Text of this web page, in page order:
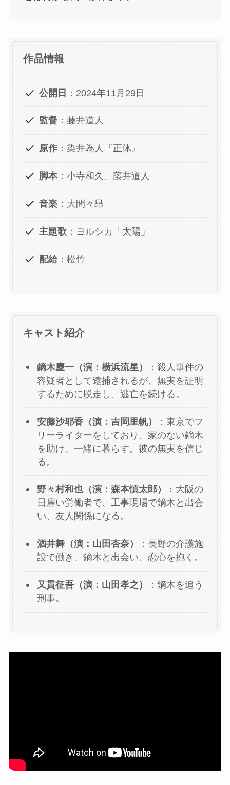
作品情報
公開日 ：2024年11月29日
監督 ：藤井道人
原作 ：染井為人『正体』
脚本 ：小寺和久、藤井道人
音楽 ：大間々昂
主題歌 ：ヨルシカ「太陽」
配給 ：松竹
キャスト紹介
鏑木慶一（演：横浜流星）
：殺人事件の
容疑者として逮捕されるが、無実を証明
するために脱走し、逃亡を続ける。
安藤沙耶香（演：吉岡里帆）
：東京でフ
リーライターをしており、家のない鏑木
を助け、一緒に暮らす。彼の無実を信じ
る。
野々村和也（演：森本慎太郎）
：大阪の
日雇い労働者で、工事現場で鏑木と出会
い、友人関係になる。
酒井舞（演：山田杏奈）
：長野の介護施
設で働き、鏑木と出会い、恋心を抱く。
又貫征吾（演：山田孝之）
：鏑木を追う
刑事。